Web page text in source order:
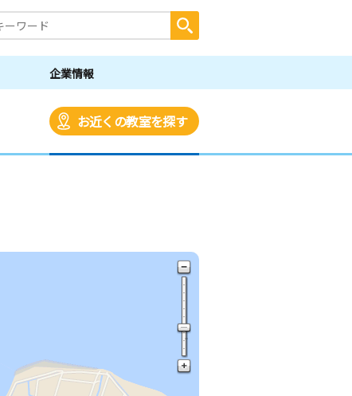
企業情報
お近くの教室を探す